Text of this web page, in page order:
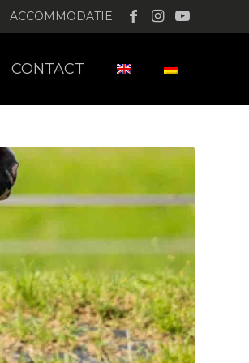
ACCOMMODATIE
CONTACT